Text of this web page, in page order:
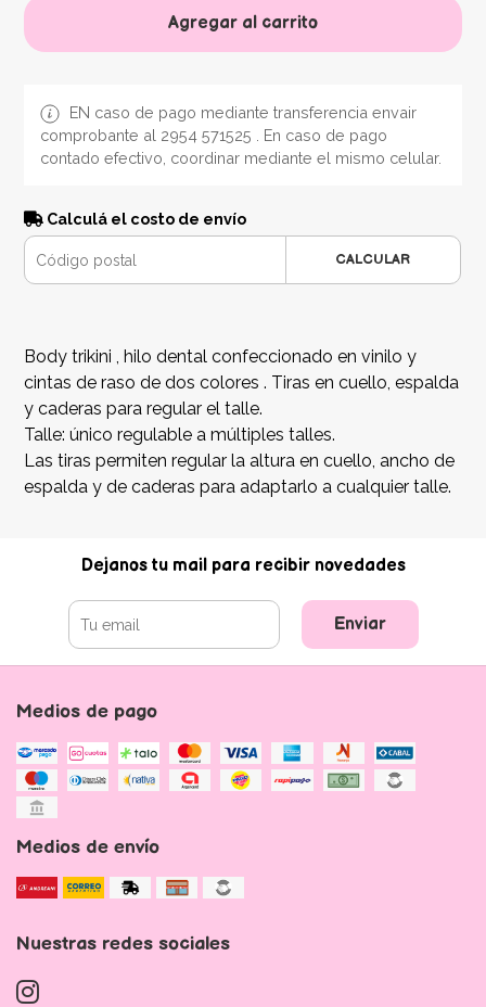
Agregar al carrito
EN caso de pago mediante transferencia envair
comprobante al 2954 571525 . En caso de pago
contado efectivo, coordinar mediante el mismo celular.
Calculá el costo de envío
CALCULAR
Body trikini , hilo dental confeccionado en vinilo y
cintas de raso de dos colores . Tiras en cuello, espalda
y caderas para regular el talle.
Talle: único regulable a múltiples talles.
Las tiras permiten regular la altura en cuello, ancho de
espalda y de caderas para adaptarlo a cualquier talle.
Dejanos tu mail para recibir novedades
Enviar
Medios de pago
Medios de envío
Nuestras redes sociales